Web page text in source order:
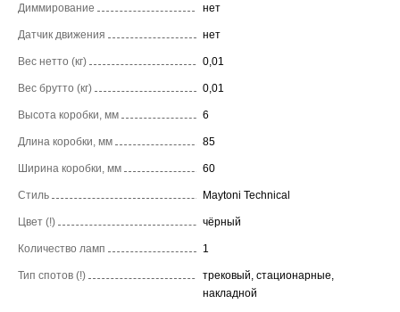
Диммирование нет
Датчик движения нет
Вес нетто (кг) 0,01
Вес брутто (кг) 0,01
Высота коробки, мм 6
Длина коробки, мм 85
Ширина коробки, мм 60
Стиль Maytoni Technical
Цвет (!) чёрный
Количество ламп 1
Тип спотов (!)
трековый, стационарные,
накладной